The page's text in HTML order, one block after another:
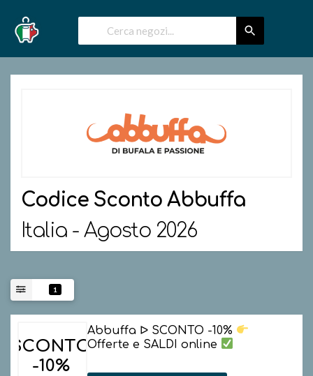
Codice Sconto Abbuffa
Italia - Agosto 2026
1
SCONTO
-10%
Abbuffa ᐅ SCONTO -10%
Offerte e SALDI online